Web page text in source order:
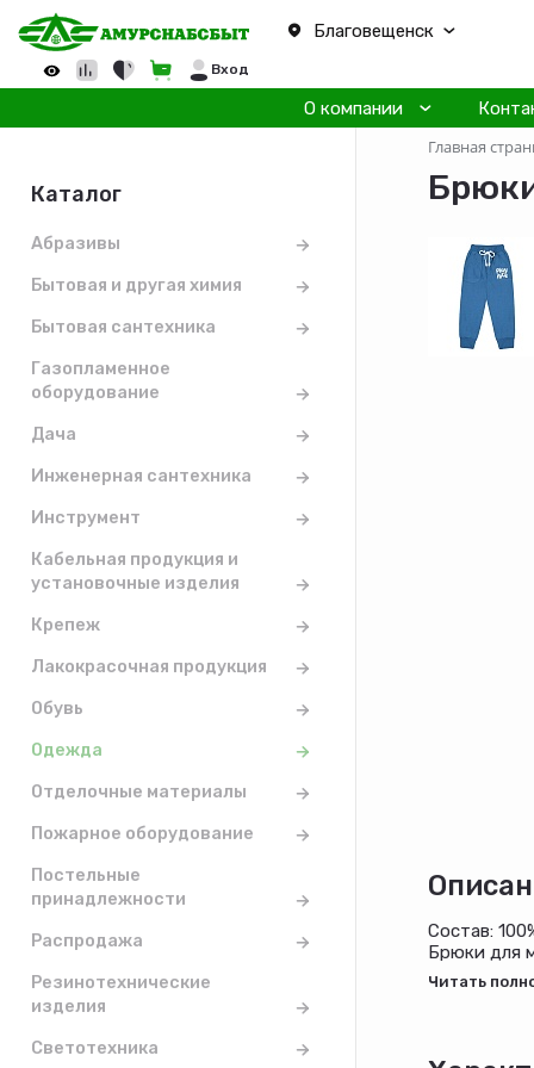
Благовещенск
Вход
О компании
Каталог
Абразивы
Бытовая и другая химия
Бытовая сантехника
Газопламенное
оборудование
Дача
Инженерная сантехника
Инструмент
Кабельная продукция и
установочные изделия
Крепеж
Лакокрасочная продукция
Обувь
Одежда
Отделочные материалы
Пожарное оборудование
Постельные
принадлежности
Распродажа
Резинотехнические
изделия
Светотехника
Главная
Состав:
Брюки для
кармана.